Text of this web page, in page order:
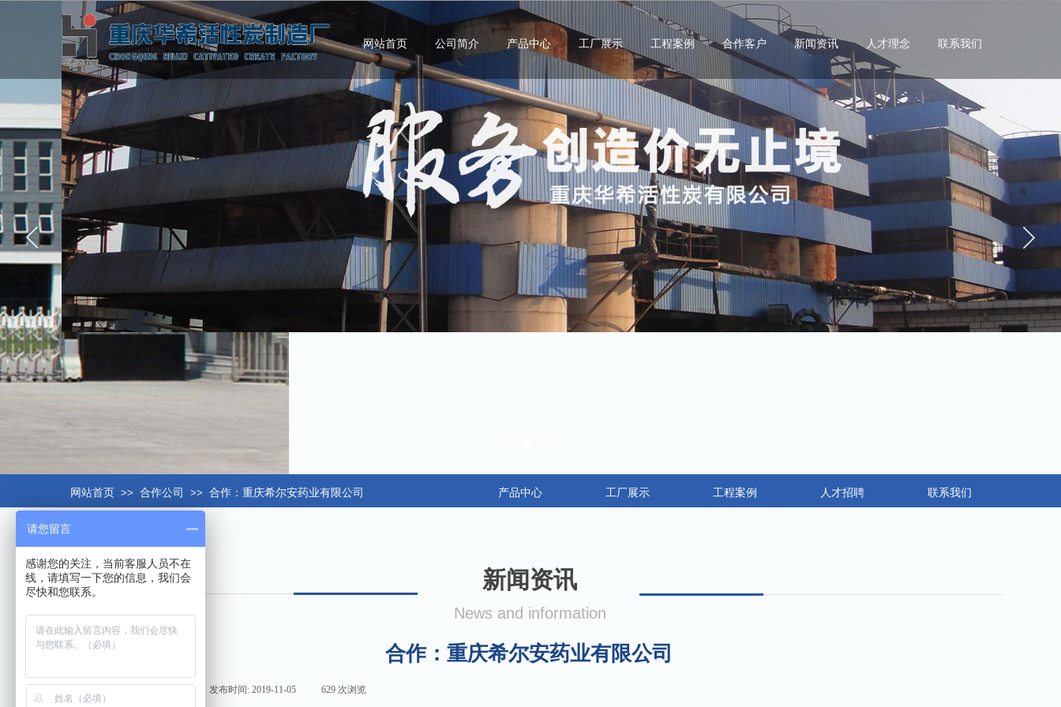
网站首页 公司简介 产品中心 工厂展示 工程案例 合作客户 新闻资讯 人才理念 联系我们
产品中心 工厂展示 工程案例 人才招聘 联系我们
网站首页 >> 合作公司 >> 合作：重庆希尔安药业有限公司
新闻资讯
News and information
合作：重庆希尔安药业有限公司
发布时间: 2019-11-05 629 次浏览
请您留言
感谢您的关注，当前客服人员不在
线，请填写一下您的信息，我们会
尽快和您联系。